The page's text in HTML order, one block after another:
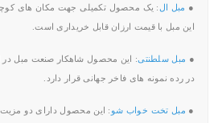
● مبل ال : یک محصول تکمیلی جهت مکان های
این مبل با قیمت ارزان قابل خریداری است‌.
● مبل سلطنتی: این محصول شاهکار صنعت مبل در
در رده نمونه های فاخر جهانی قرار دارد.
● مبل تخت خواب شو : این محصول دارای دو